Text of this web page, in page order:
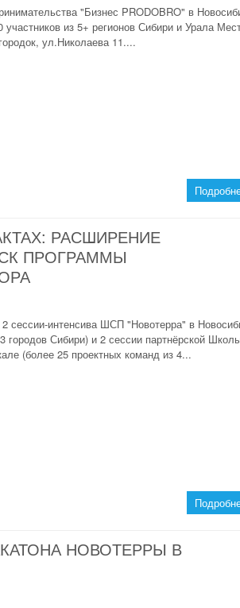
"Бизнес PRODOBRO" в
из 5+ регионов Сибири и Урала
ул.Николаева 11....
РАСШИРЕНИЕ
ПРОГРАММЫ
2 сессии-интенсива ШСП "Новотерра" в
городов Сибири) и 2 сессии партнёрской
(более 25 проектных команд из 4...
НОВОТЕРРЫ В